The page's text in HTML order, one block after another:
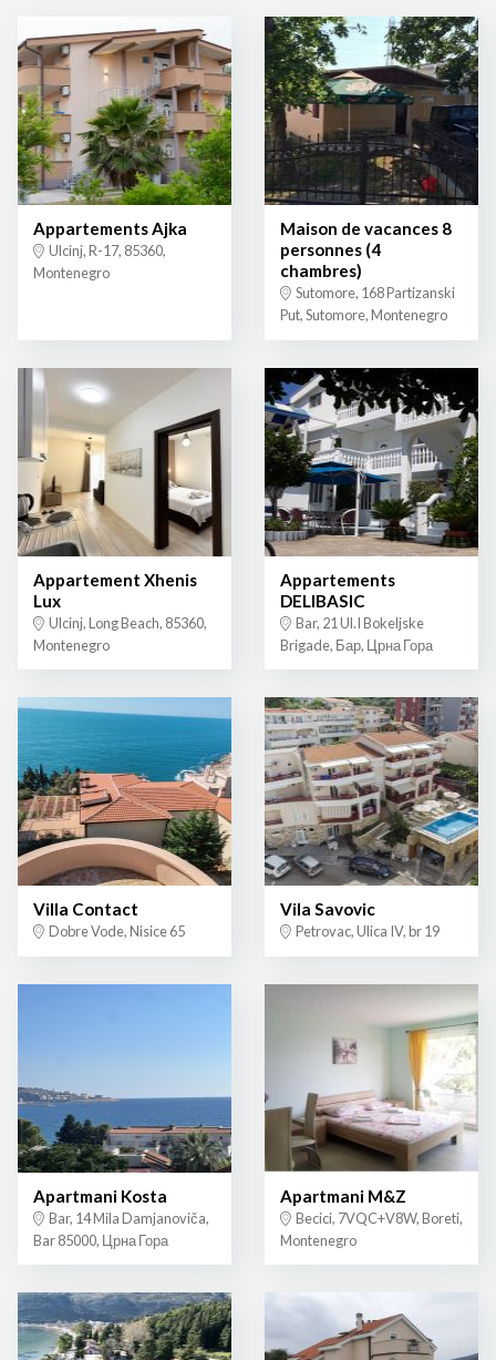
Appartements Ajka
Ulcinj, R-17, 85360,
Montenegro
Maison de vacances 8
personnes (4
chambres)
Sutomore, 168 Partizanski
Put, Sutomore, Montenegro
Appartement Xhenis
Lux
Ulcinj, Long Beach, 85360,
Montenegro
Appartements
DELIBASIC
Bar, 21 Ul.I Bokeljske
Brigade, Бар, Црна Гора
Villa Contact
Dobre Vode, Nisice 65
Vila Savovic
Petrovac, Ulica IV, br 19
Apartmani Kosta
Bar, 14 Mila Damjanoviča,
Bar 85000, Црна Гора
Apartmani M&Z
Becici, 7VQC+V8W, Boreti,
Montenegro